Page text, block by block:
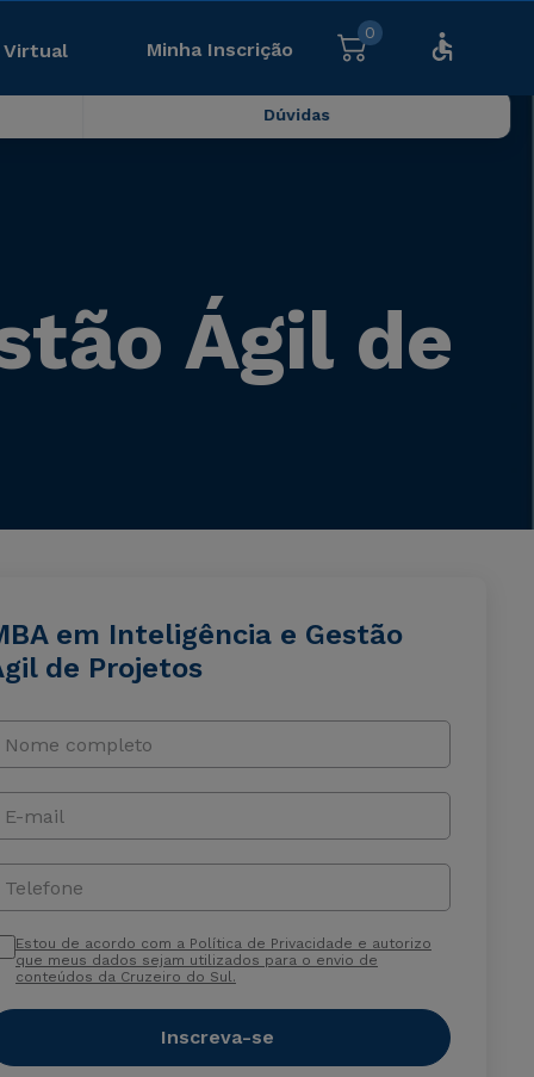
Virtual Minha Inscrição
0
Dúvidas
Ágil de
em Inteligência e Gestão
de Projetos
Nome completo
E-mail
Telefone
Estou de acordo com a Política de Privacidade e autorizo
que meus dados sejam utilizados para o envio de
conteúdos da Cruzeiro do Sul.
Inscreva-se